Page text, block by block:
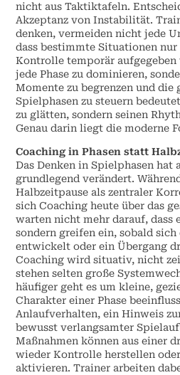
nicht aus Taktiktafeln.
Akzeptanz von Instabilität.
denken, vermeiden nicht jede
dass bestimmte Situationen
Kontrolle temporär
jede Phase zu dominieren,
Momente zu begrenzen und die
Spielphasen zu steuern
zu glätten, sondern seinen
Genau darin liegt die moderne
Coaching in Phasen statt
Das Denken in Spielphasen hat
grundlegend verändert.
Halbzeitpause als zentraler
sich Coaching heute über das
warten nicht mehr darauf, dass
sondern greifen ein, sobald sich
entwickelt oder ein Übergang
Coaching wird situativ, nicht
stehen selten große
häufiger geht es um kleine,
Charakter einer Phase
Anlaufverhalten, ein Hinweis
bewusst verlangsamter
Maßnahmen können aus einer
wieder Kontrolle herstellen
aktivieren. Trainer arbeiten